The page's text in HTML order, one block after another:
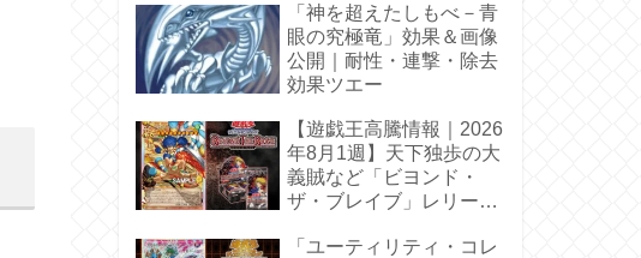
「神を超えたしもべ－青
眼の究極竜」効果＆画像
公開｜耐性・連撃・除去
効果ツエー
【遊戯王高騰情報｜2026
年8月1週】天下独歩の大
義賊など「ビヨンド・
ザ・ブレイブ」レリーフ
「ユーティリティ・コレ